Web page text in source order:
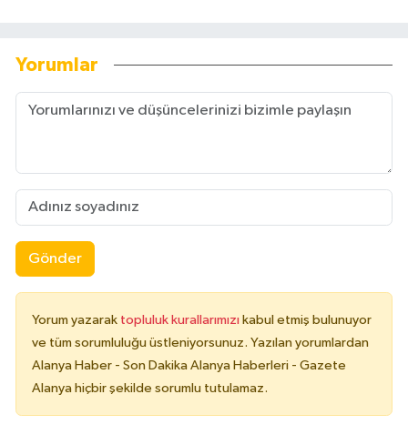
Yorumlar
Gönder
Yorum yazarak topluluk kurallarımızı kabul etmiş bulunuyor
ve tüm sorumluluğu üstleniyorsunuz. Yazılan yorumlardan
Alanya Haber - Son Dakika Alanya Haberleri - Gazete
Alanya hiçbir şekilde sorumlu tutulamaz.